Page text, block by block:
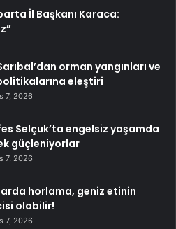
İl Başkanı Karaca:
orman yangınları ve
eleştiri
7, 2026
Selçuk’ta engelsiz yaşamda
güçleniyorlar
7, 2026
horlama, geniz etinin
olabilir!
7, 2026